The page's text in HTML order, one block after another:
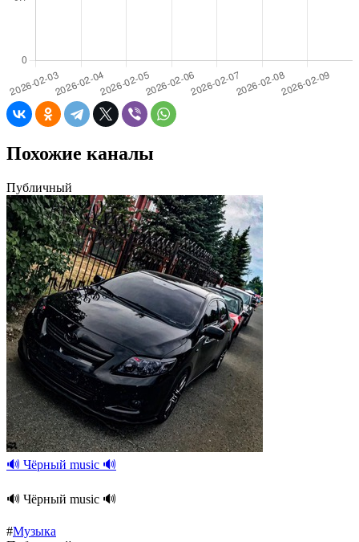
Похожие каналы
Публичный
🔊 Чёрный music 🔊
🔊 Чёрный music 🔊
#Музыка